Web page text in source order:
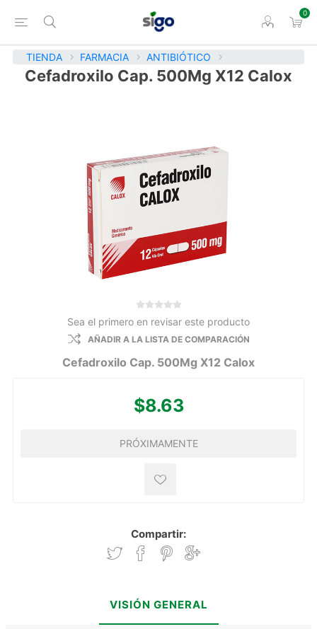
0
TIENDA FARMACIA ANTIBIÓTICO
Cefadroxilo Cap. 500Mg X12 Calox
Sea el primero en revisar este producto
AÑADIR A LA LISTA DE COMPARACIÓN
Cefadroxilo Cap. 500Mg X12 Calox
$8.63
PRÓXIMAMENTE
Compartir:
VISIÓN GENERAL